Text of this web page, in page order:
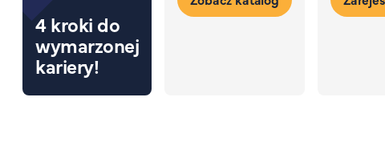
4 kroki do
wymarzonej
kariery!